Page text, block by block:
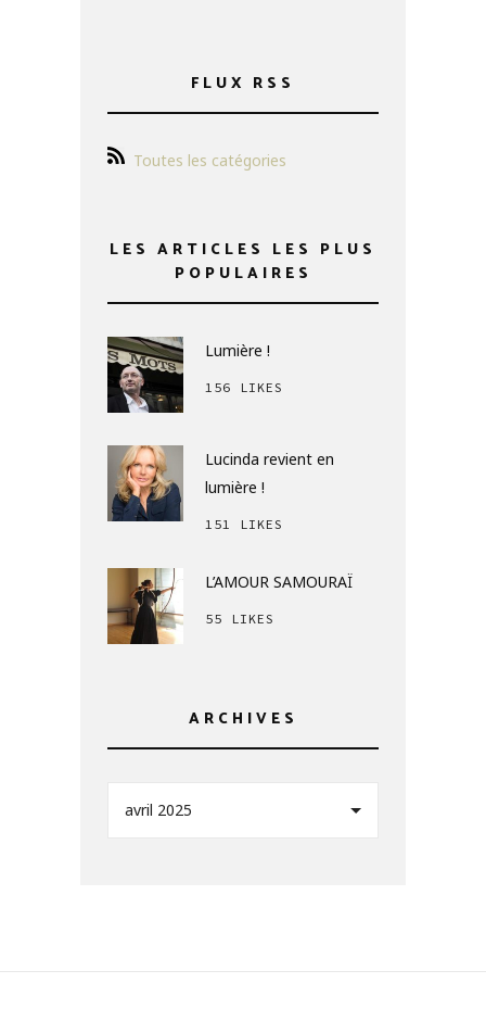
FLUX RSS
Toutes les catégories
LES ARTICLES LES PLUS
POPULAIRES
Lumière !
156 LIKES
Lucinda revient en
lumière !
151 LIKES
L’AMOUR SAMOURAÏ
55 LIKES
ARCHIVES
avril 2025